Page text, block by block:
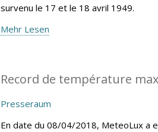
survenu le 17 et le 18 avril 1949.
Mehr Lesen
Record de température
Presseraum
En date du 08/04/2018, MeteoLux a